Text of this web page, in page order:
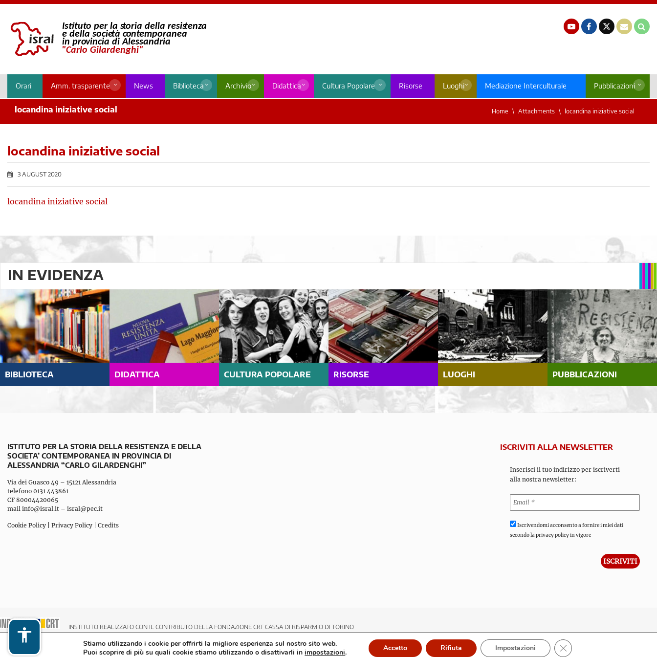
Orari Amm. trasparente News Biblioteca Archivio Didattica Cultura Popolare Risorse Luoghi Mediazione Interculturale Pubblicazioni
locandina iniziative social Home Attachments locandina iniziative social
locandina iniziative social
3 AUGUST 2020
locandina iniziative social
IN EVIDENZA
BIBLIOTECA DIDATTICA CULTURA POPOLARE RISORSE LUOGHI PUBBLICAZIONI
ISTITUTO PER LA STORIA DELLA RESISTENZA E DELLA
SOCIETA’ CONTEMPORANEA IN PROVINCIA DI
ALESSANDRIA “CARLO GILARDENGHI”
Via dei Guasco 49 – 15121 Alessandria
telefono 0131 443861
CF 80004420065
mail info@isral.it – isral@pec.it
Cookie Policy Privacy Policy Credits
ISCRIVITI ALLA NEWSLETTER
Inserisci il tuo indirizzo per iscriverti
alla nostra newsletter:
Iscrivendomi acconsento a fornire i miei dati
secondo la privacy policy in vigore
INSTITUTO REALIZZATO CON IL CONTRIBUTO DELLA FONDAZIONE CRT CASSA DI RISPARMIO DI TORINO
Stiamo utilizzando i cookie per offrirti la migliore esperienza sul nostro sito web.
Puoi scoprire di più su quali cookie stiamo utilizzando o disattivarli inimpostazioni. Accetto Rifiuta Impostazioni Close GDPR Cookie Banner